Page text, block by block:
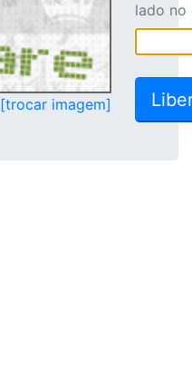
[trocar imagem]
lado no